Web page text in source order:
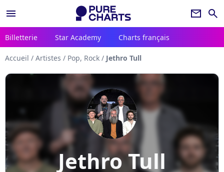
menu newsletter search
Billetterie Star Academy Charts français
Accueil / Artistes / Pop, Rock / Jethro Tull
Jethro Tull